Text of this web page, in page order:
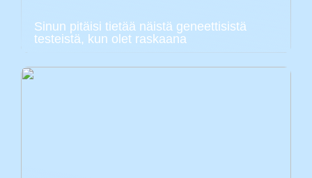
Sinun pitäisi tietää näistä geneettisistä
testeistä, kun olet raskaana